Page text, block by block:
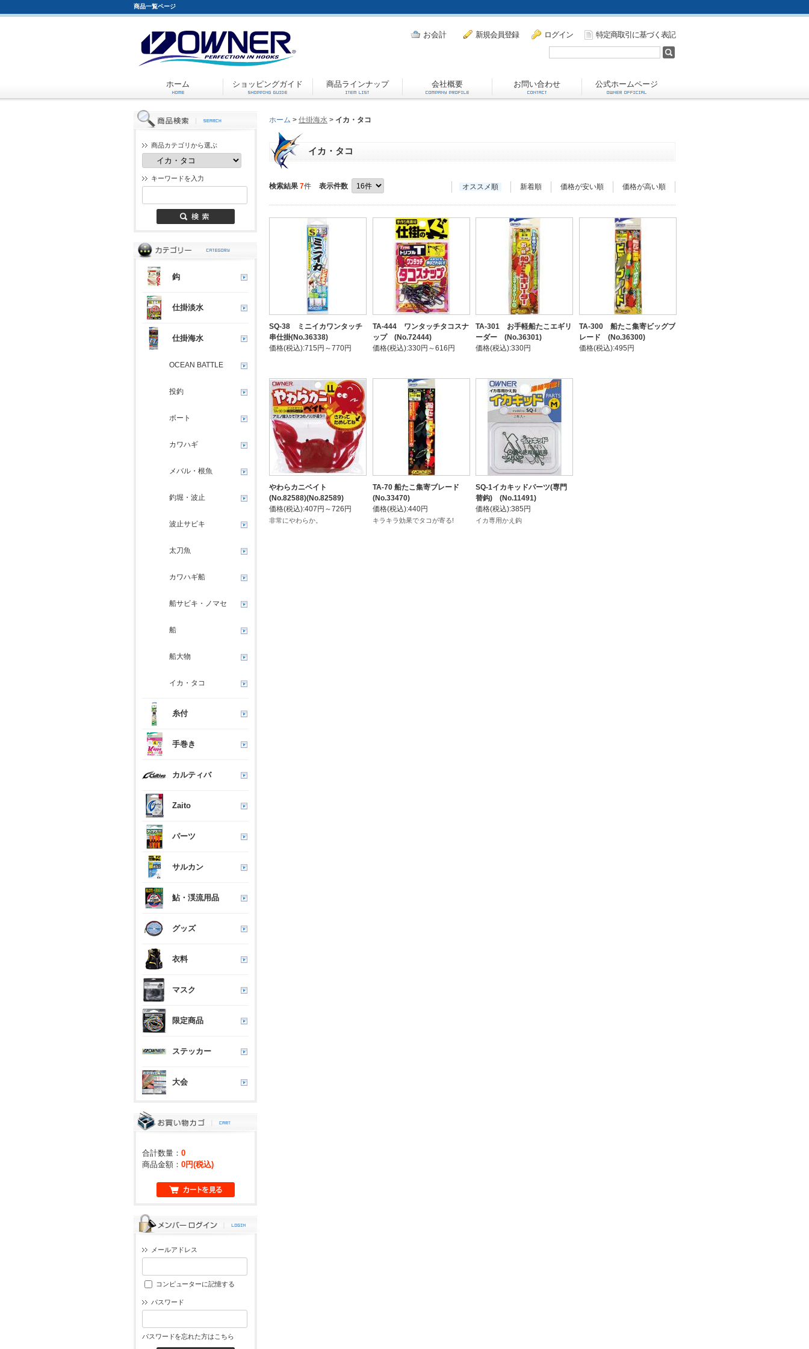
商品一覧ページ
新規会員登録 ログイン 特定商取引に基づく表記
お会計
ホーム ショッピングガイド 商品ラインナップ 会社概要 お問い合わせ 公式ホームページ
商品カテゴリから選ぶ
キーワードを入力
鈎
仕掛淡水
仕掛海水
OCEAN BATTLE
投釣
ボート
カワハギ
メバル・根魚
釣堀・波止
波止サビキ
太刀魚
カワハギ船
船サビキ・ノマセ
船
船大物
イカ・タコ
糸付
手巻き
カルティバ
Zaito
パーツ
サルカン
鮎・渓流用品
グッズ
衣料
マスク
限定商品
ステッカー
大会
合計数量： 0
商品金額： 0円(税込)
メールアドレス
コンピューターに記憶する
パスワード
パスワードを忘れた方はこちら
ホーム > 仕掛海水 > イカ・タコ
イカ・タコ
検索結果 7件 表示件数 オススメ順 新着順 価格が安い順 価格が高い順
SQ-38 ミニイカワンタッチ
串仕掛(No.36338)
価格(税込):715円～770円
TA-444 ワンタッチタコスナ
ップ (No.72444)
価格(税込):330円～616円
TA-301 お手軽船たこエギリ
ーダー (No.36301)
価格(税込):330円
TA-300 船たこ集寄ビッグブ
レード (No.36300)
価格(税込):495円
やわらカニベイト
(No.82588)(No.82589)
価格(税込):407円～726円
非常にやわらか。
TA-70 船たこ集寄ブレード
(No.33470)
価格(税込):440円
キラキラ効果でタコが寄る!
SQ-1イカキッドパーツ(専門
替鈎) (No.11491)
価格(税込):385円
イカ専用かえ鈎